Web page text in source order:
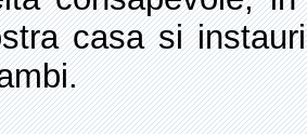
casa si